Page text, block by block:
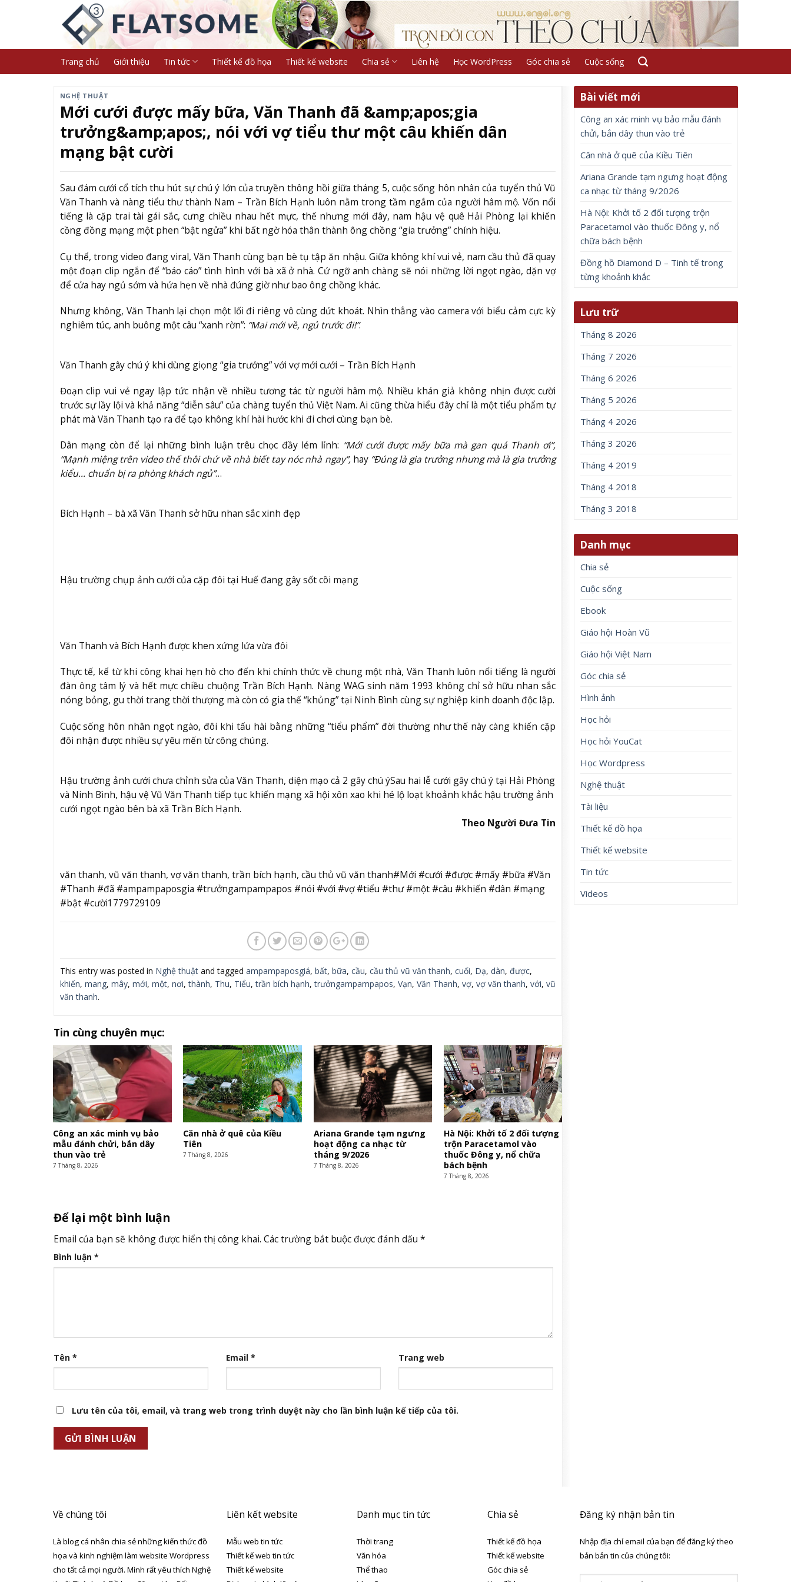
Trang chủ Giới thiệu Tin tức Thiết kế đồ họa Thiết kế website Chia sẻ Liên hệ Học WordPress Góc chia sẻ Cuộc sống
NGHỆ THUẬT
Mới cưới được mấy bữa, Văn Thanh đã &amp;apos;gia
trưởng&amp;apos;, nói với vợ tiểu thư một câu khiến dân
mạng bật cười
Sau đám cưới cổ tích thu hút sự chú ý lớn của truyền thông hồi giữa tháng 5, cuộc sống hôn nhân của tuyển thủ Vũ
Văn Thanh và nàng tiểu thư thành Nam – Trần Bích Hạnh luôn nằm trong tầm ngắm của người hâm mộ. Vốn nổi
tiếng là cặp trai tài gái sắc, cưng chiều nhau hết mực, thế nhưng mới đây, nam hậu vệ quê Hải Phòng lại khiến
cồng đồng mạng một phen “bật ngửa” khi bất ngờ hóa thân thành ông chồng “gia trưởng” chính hiệu.
Cụ thể, trong video đang viral, Văn Thanh cùng bạn bè tụ tập ăn nhậu. Giữa không khí vui vẻ, nam cầu thủ đã quay
một đoạn clip ngắn để “báo cáo” tình hình với bà xã ở nhà. Cứ ngỡ anh chàng sẽ nói những lời ngọt ngào, dặn vợ
để cửa hay ngủ sớm và hứa hẹn về nhà đúng giờ như bao ông chồng khác.
Nhưng không, Văn Thanh lại chọn một lối đi riêng vô cùng dứt khoát. Nhìn thẳng vào camera với biểu cảm cực kỳ
nghiêm túc, anh buông một câu “xanh rờn”: “Mai mới về, ngủ trước đi!”.
Văn Thanh gây chú ý khi dùng giọng “gia trưởng” với vợ mới cưới – Trần Bích Hạnh
Đoạn clip vui vẻ ngay lập tức nhận về nhiều tương tác từ người hâm mộ. Nhiều khán giả không nhịn được cười
trước sự lầy lội và khả năng “diễn sâu” của chàng tuyển thủ Việt Nam. Ai cũng thừa hiểu đây chỉ là một tiểu phẩm tự
phát mà Văn Thanh tạo ra để tạo không khí hài hước khi đi chơi cùng bạn bè.
Dân mạng còn để lại những bình luận trêu chọc đầy lém lỉnh: “Mới cưới được mấy bữa mà gan quá Thanh ơi”,
“Mạnh miệng trên video thế thôi chứ về nhà biết tay nóc nhà ngay”,hay “Đúng là gia trưởng nhưng mà là gia trưởng
kiểu… chuẩn bị ra phòng khách ngủ”…
Bích Hạnh – bà xã Văn Thanh sở hữu nhan sắc xinh đẹp
Hậu trường chụp ảnh cưới của cặp đôi tại Huế đang gây sốt cõi mạng
Văn Thanh và Bích Hạnh được khen xứng lứa vừa đôi
Thực tế, kể từ khi công khai hẹn hò cho đến khi chính thức về chung một nhà, Văn Thanh luôn nổi tiếng là người
đàn ông tâm lý và hết mực chiều chuộng Trần Bích Hạnh. Nàng WAG sinh năm 1993 không chỉ sở hữu nhan sắc
nóng bỏng, gu thời trang thời thượng mà còn có gia thế “khủng” tại Ninh Bình cùng sự nghiệp kinh doanh độc lập.
Cuộc sống hôn nhân ngọt ngào, đôi khi tấu hài bằng những “tiểu phẩm” đời thường như thế này càng khiến cặp
đôi nhận được nhiều sự yêu mến từ công chúng.
Hậu trường ảnh cưới chưa chỉnh sửa của Văn Thanh, diện mạo cả 2 gây chú ýSau hai lễ cưới gây chú ý tại Hải Phòng
và Ninh Bình, hậu vệ Vũ Văn Thanh tiếp tục khiến mạng xã hội xôn xao khi hé lộ loạt khoảnh khắc hậu trường ảnh
cưới ngọt ngào bên bà xã Trần Bích Hạnh.
Theo Người Đưa Tin
văn thanh, vũ văn thanh, vợ văn thanh, trần bích hạnh, cầu thủ vũ văn thanh#Mới #cưới #được #mấy #bữa #Văn
#Thanh #đã #ampampaposgia #trưởngampampapos #nói #với #vợ #tiểu #thư #một #câu #khiến #dân #mạng
#bật #cười1779729109
This entry was posted in Nghệ thuậtand tagged ampampaposgiá, bất, bữa, cầu, cầu thủ vũ văn thanh, cuối, Dạ, dàn, được,
khiến, mang, mây, mới, một, nơi,thành, Thu, Tiểu,trần bích hạnh,trưởngampampapos, Vạn, Văn Thanh, vợ, vợ văn thanh, với, vũ
văn thanh.
Tin cùng chuyên mục:
Công an xác minh vụ bảo
mẫu đánh chửi, bắn dây
thun vào trẻ
7 Tháng 8, 2026
Căn nhà ở quê của Kiều
Tiên
7 Tháng 8, 2026
Ariana Grande tạm ngưng
hoạt động ca nhạc từ
tháng 9/2026
7 Tháng 8, 2026
Hà Nội: Khởi tố 2 đối tượng
trộn Paracetamol vào
thuốc Đông y, nổ chữa
bách bệnh
7 Tháng 8, 2026
Để lại một bình luận
Email của bạn sẽ không được hiển thị công khai. Các trường bắt buộc được đánh dấu *
Bình luận *
Tên * Email * Trang web
Lưu tên của tôi, email, và trang web trong trình duyệt này cho lần bình luận kế tiếp của tôi.
Bài viết mới
Công an xác minh vụ bảo mẫu đánh
chửi, bắn dây thun vào trẻ
Căn nhà ở quê của Kiều Tiên
Ariana Grande tạm ngưng hoạt động
ca nhạc từ tháng 9/2026
Hà Nội: Khởi tố 2 đối tượng trộn
Paracetamol vào thuốc Đông y, nổ
chữa bách bệnh
Đồng hồ Diamond D – Tinh tế trong
từng khoảnh khắc
Lưu trữ
Tháng 8 2026
Tháng 7 2026
Tháng 6 2026
Tháng 5 2026
Tháng 4 2026
Tháng 3 2026
Tháng 4 2019
Tháng 4 2018
Tháng 3 2018
Danh mục
Chia sẻ
Cuộc sống
Ebook
Giáo hội Hoàn Vũ
Giáo hội Việt Nam
Góc chia sẻ
Hình ảnh
Học hỏi
Học hỏi YouCat
Học Wordpress
Nghệ thuật
Tài liệu
Thiết kế đồ họa
Thiết kế website
Tin tức
Videos
Về chúng tôi
Là blog cá nhân chia sẻ những kiến thức đồ
họa và kinh nghiệm làm website Wordpress
cho tất cả mọi người. Mình rất yêu thích Nghệ
Liên kết website
Mẫu web tin tức
Thiết kế web tin tức
Thiết kế website
Danh mục tin tức
Thời trang
Văn hóa
Thể thao
Chia sẻ
Thiết kế đồ họa
Thiết kế website
Góc chia sẻ
Đăng ký nhận bản tin
Nhập địa chỉ email của bạn để đăng ký theo
bản bản tin của chúng tôi: